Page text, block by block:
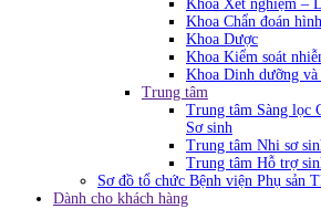
Khoa Xét nghiệm –
Khoa Chẩn đoán
Khoa Dược
Khoa Kiểm soát
Khoa Dinh dưỡng và
Trung tâm
Trung tâm Sàng lọc
Sơ sinh
Trung tâm Nhi sơ
Trung tâm Hỗ trợ
Sơ đồ tổ chức Bệnh viện Phụ sản
Dành cho khách hàng